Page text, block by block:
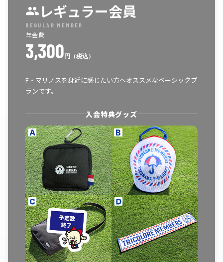
レギュラー会員
REGULAR MEMBER
年会費
3,300円（税込）
F・マリノスを身近に感じたい方へオススメなベーシックプ
ランです。
入会特典グッズ